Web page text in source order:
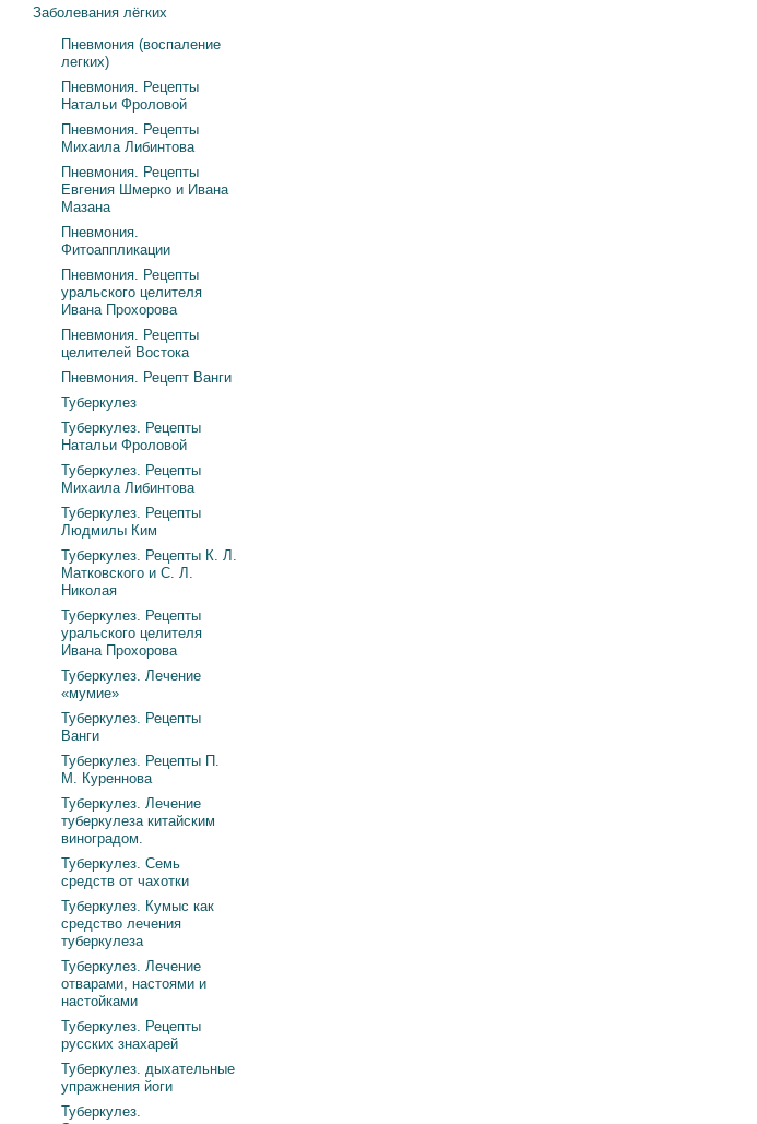
Заболевания лёгких
Пневмония (воспаление
легких)
Пневмония. Рецепты
Натальи Фроловой
Пневмония. Рецепты
Михаила Либинтова
Пневмония. Рецепты
Евгения Шмерко и Ивана
Мазана
Пневмония.
Фитоаппликации
Пневмония. Рецепты
уральского целителя
Ивана Прохорова
Пневмония. Рецепты
целителей Востока
Пневмония. Рецепт Ванги
Туберкулез
Туберкулез. Рецепты
Натальи Фроловой
Туберкулез. Рецепты
Михаила Либинтова
Туберкулез. Рецепты
Людмилы Ким
Туберкулез. Рецепты К. Л.
Матковского и С. Л.
Николая
Туберкулез. Рецепты
уральского целителя
Ивана Прохорова
Туберкулез. Лечение
«мумие»
Туберкулез. Рецепты
Ванги
Туберкулез. Рецепты П.
М. Куреннова
Туберкулез. Лечение
туберкулеза китайским
виноградом.
Туберкулез. Семь
средств от чахотки
Туберкулез. Кумыс как
средство лечения
туберкулеза
Туберкулез. Лечение
отварами, настоями и
настойками
Туберкулез. Рецепты
русских знахарей
Туберкулез. дыхательные
упражнения йоги
Туберкулез.